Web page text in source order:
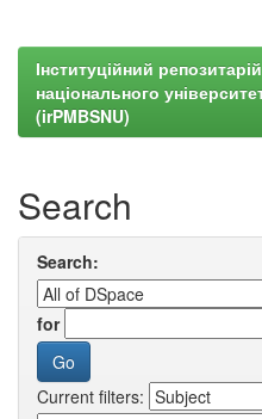
Інституційний
національного
(irPMBSNU)
Search
Search:
for
Current filters: